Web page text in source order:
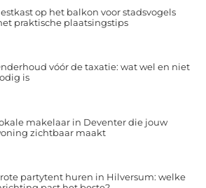
op het balkon voor stadsvogels
praktische plaatsingstips
vóór de taxatie: wat wel en niet
is
makelaar in Deventer die jouw
zichtbaar maakt
partytent huren in Hilversum: welke
past het beste?